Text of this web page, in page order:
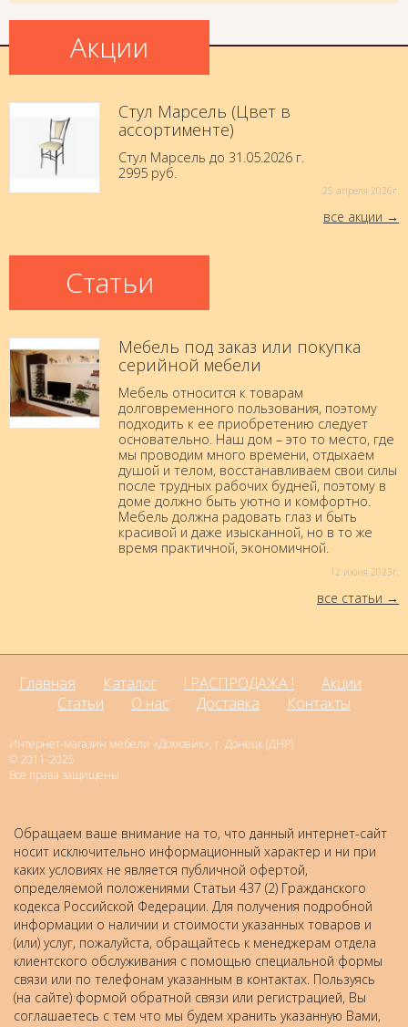
Акции
Стул Марсель (Цвет в
ассортименте)
Стул Марсель до 31.05.2026 г.
2995 руб.
25 aпреля 2026г.
все акции
Статьи
Мебель под заказ или покупка
серийной мебели
Мебель относится к товарам
долговременного пользования, поэтому
подходить к ее приобретению следует
основательно. Наш дом – это то место, где
мы проводим много времени, отдыхаем
душой и телом, восстанавливаем свои силы
после трудных рабочих будней, поэтому в
доме должно быть уютно и комфортно.
Мебель должна радовать глаз и быть
красивой и даже изысканной, но в то же
время практичной, экономичной.
12 июня 2023г.
все статьи
Главная Каталог ! РАСПРОДАЖА !
Акции
Статьи
О нас Доставка Контакты
Интернет-магазин мебели «Домовик», г. Донецк (ДНР)
© 2011-2025
Все права защищены
Обращаем ваше внимание на то, что данный интернет-сайт
носит исключительно информационный характер и ни при
каких условиях не является публичной офертой,
определяемой положениями Статьи 437 (2) Гражданского
кодекса Российской Федерации. Для получения подробной
информации о наличии и стоимости указанных товаров и
(или) услуг, пожалуйста, обращайтесь к менеджерам отдела
клиентского обслуживания с помощью специальной формы
связи или по телефонам указанным в контактах. Пользуясь
(на сайте) формой обратной связи или регистрацией, Вы
соглашаетесь с тем что мы будем хранить указанную Вами,